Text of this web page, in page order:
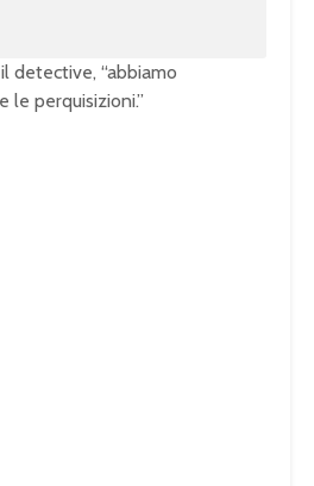
il detective, “abbiamo
le perquisizioni.”